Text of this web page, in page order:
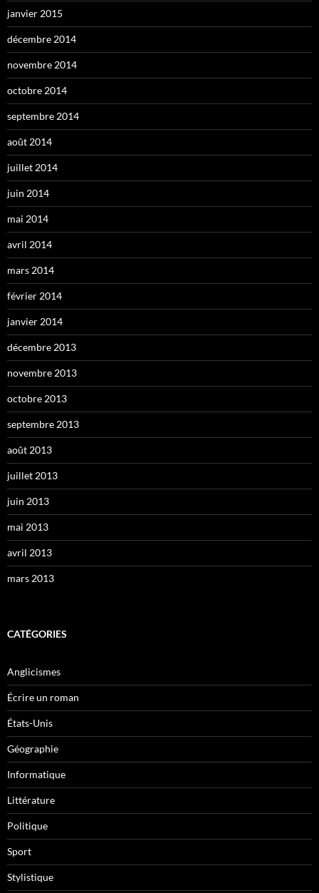
janvier 2015
décembre 2014
novembre 2014
octobre 2014
septembre 2014
août 2014
juillet 2014
juin 2014
mai 2014
avril 2014
mars 2014
février 2014
janvier 2014
décembre 2013
novembre 2013
octobre 2013
septembre 2013
août 2013
juillet 2013
juin 2013
mai 2013
avril 2013
mars 2013
CATÉGORIES
Anglicismes
Écrire un roman
États-Unis
Géographie
Informatique
Littérature
Politique
Sport
Stylistique